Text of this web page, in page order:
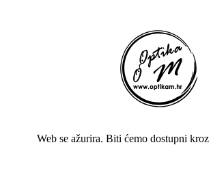
Web se ažurira. Biti ćemo dostupni